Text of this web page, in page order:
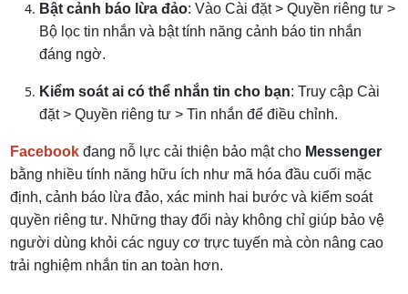
Bật cảnh báo lừa đảo: Vào Cài đặt > Quyền riêng tư >
Bộ lọc tin nhắn và bật tính năng cảnh báo tin nhắn
đáng ngờ.
Kiểm soát ai có thể nhắn tin cho bạn: Truy cập Cài
đặt > Quyền riêng tư > Tin nhắn để điều chỉnh.
Facebook đang nỗ lực cải thiện bảo mật cho Messenger
bằng nhiều tính năng hữu ích như mã hóa đầu cuối mặc
định, cảnh báo lừa đảo, xác minh hai bước và kiểm soát
quyền riêng tư. Những thay đổi này không chỉ giúp bảo vệ
người dùng khỏi các nguy cơ trực tuyến mà còn nâng cao
trải nghiệm nhắn tin an toàn hơn.